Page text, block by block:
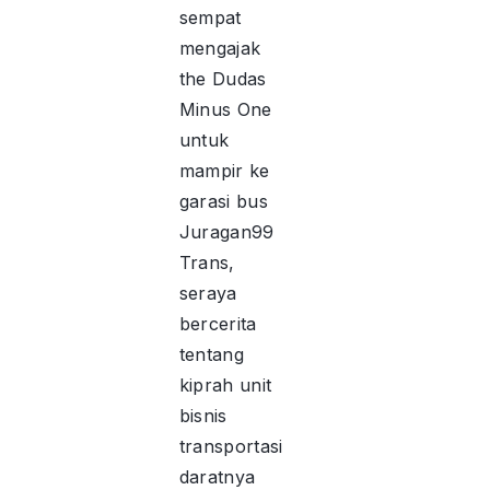
sempat
mengajak
the Dudas
Minus One
untuk
mampir ke
garasi bus
Juragan99
Trans,
seraya
bercerita
tentang
kiprah unit
bisnis
transportasi
daratnya